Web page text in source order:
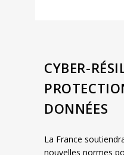
CYBER-
DONNÉES
La France
nouvelles normes